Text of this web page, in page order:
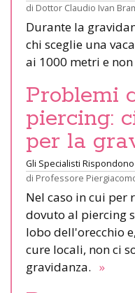
di Dottor Claudio Ivan
Durante la
chi sceglie una
ai 1000 metri e
Problemi
piercing:
per la
Gli Specialisti Rispondono
di Professore
Nel caso in cui per
dovuto al piercing
lobo dell'orecchio
cure locali, non ci
gravidanza. »